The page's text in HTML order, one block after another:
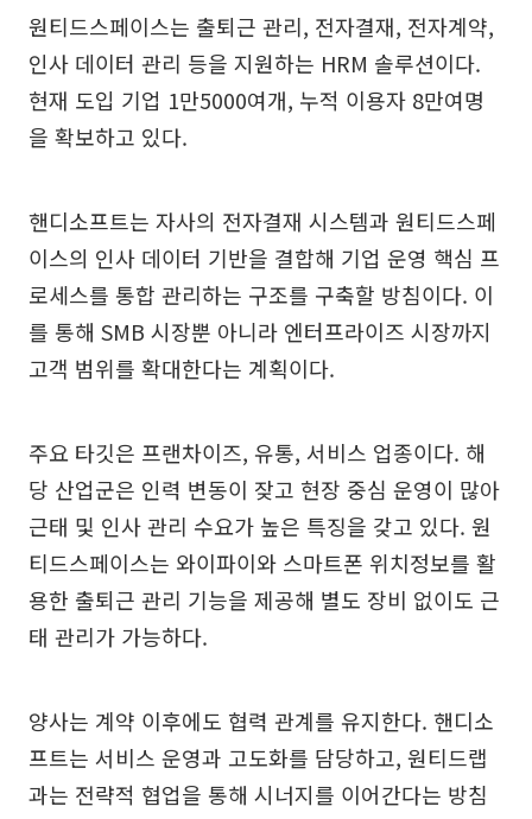
원티드스페이스는 출퇴근 관리, 전자결재, 전자계약,
인사 데이터 관리 등을 지원하는 HRM 솔루션이다.
현재 도입 기업 1만5000여개, 누적 이용자 8만여명
을 확보하고 있다.
핸디소프트는 자사의 전자결재 시스템과 원티드스페
이스의 인사 데이터 기반을 결합해 기업 운영 핵심 프
로세스를 통합 관리하는 구조를 구축할 방침이다. 이
를 통해 SMB 시장뿐 아니라 엔터프라이즈 시장까지
고객 범위를 확대한다는 계획이다.
주요 타깃은 프랜차이즈, 유통, 서비스 업종이다. 해
당 산업군은 인력 변동이 잦고 현장 중심 운영이 많아
근태 및 인사 관리 수요가 높은 특징을 갖고 있다. 원
티드스페이스는 와이파이와 스마트폰 위치정보를 활
용한 출퇴근 관리 기능을 제공해 별도 장비 없이도 근
태 관리가 가능하다.
양사는 계약 이후에도 협력 관계를 유지한다. 핸디소
프트는 서비스 운영과 고도화를 담당하고, 원티드랩
과는 전략적 협업을 통해 시너지를 이어간다는 방침